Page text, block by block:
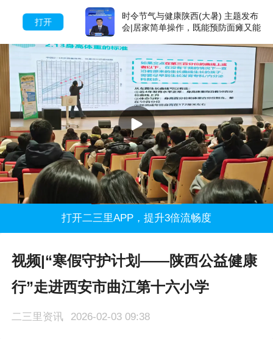
打开
时令节气与健康陕西(大暑) 主题发布
会|居家简单操作，既能预防面瘫又能
促进面部年轻化
打开二三里APP，提升3倍流畅度
视频|“寒假守护计划——陕西公益健康
行”走进西安市曲江第十六小学
二三里资讯 2026-02-03 09:38